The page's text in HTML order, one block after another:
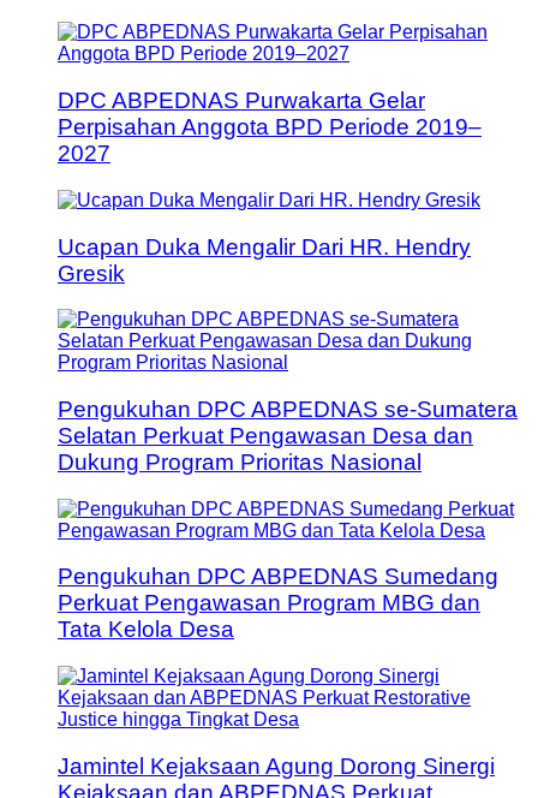
DPC ABPEDNAS Purwakarta Gelar
Perpisahan Anggota BPD Periode 2019–
2027
Ucapan Duka Mengalir Dari HR. Hendry
Gresik
Pengukuhan DPC ABPEDNAS se-Sumatera
Selatan Perkuat Pengawasan Desa dan
Dukung Program Prioritas Nasional
Pengukuhan DPC ABPEDNAS Sumedang
Perkuat Pengawasan Program MBG dan
Tata Kelola Desa
Jamintel Kejaksaan Agung Dorong Sinergi
Kejaksaan dan ABPEDNAS Perkuat